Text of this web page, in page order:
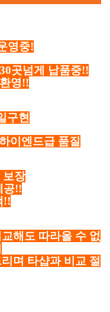
영중!
곳넘게 납품중!!
영!!
구현
이엔드급 품질
보장
공!!
!!
해도 따라올 수 없
며 타샵과 비교 절